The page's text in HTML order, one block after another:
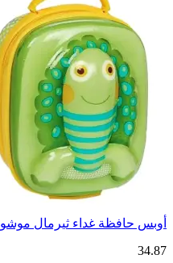
أوبس حافظة غداء ثيرمال موشو
34.87